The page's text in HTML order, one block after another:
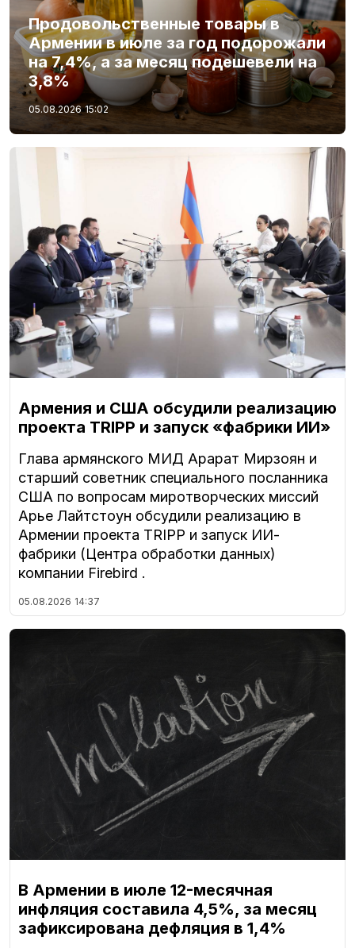
Продовольственные товары в
Армении в июле за год подорожали
на 7,4%, а за месяц подешевели на
3,8%
05.08.2026 15:02
Армения и США обсудили реализацию
проекта TRIPP и запуск «фабрики ИИ»
Глава армянского МИД Арарат Мирзоян и
старший советник специального посланника
США по вопросам миротворческих миссий
Арье Лайтстоун обсудили реализацию в
Армении проекта TRIPP и запуск ИИ-
фабрики (Центра обработки данных)
компании Firebird .
05.08.2026 14:37
В Армении в июле 12-месячная
инфляция составила 4,5%, за месяц
зафиксирована дефляция в 1,4%